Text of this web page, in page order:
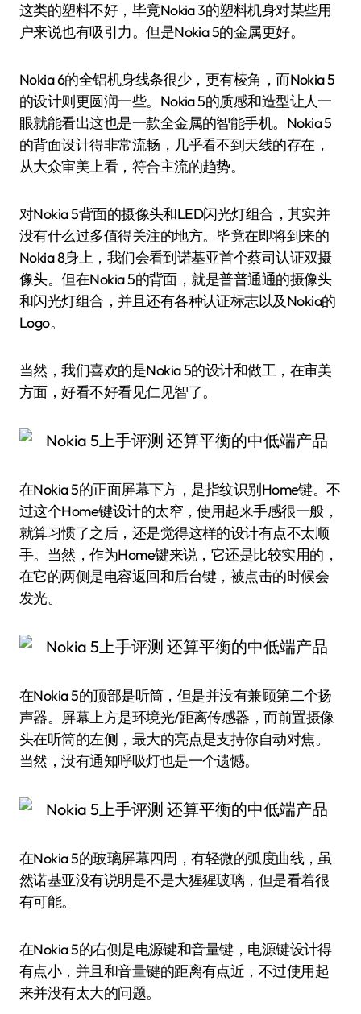
这类的塑料不好，毕竟Nokia 3的塑料机身对某些用
户来说也有吸引力。但是Nokia 5的金属更好。
Nokia 6的全铝机身线条很少，更有棱角，而Nokia 5
的设计则更圆润一些。Nokia 5的质感和造型让人一
眼就能看出这也是一款全金属的智能手机。Nokia 5
的背面设计得非常流畅，几乎看不到天线的存在，
从大众审美上看，符合主流的趋势。
对Nokia 5背面的摄像头和LED闪光灯组合，其实并
没有什么过多值得关注的地方。毕竟在即将到来的
Nokia 8身上，我们会看到诺基亚首个蔡司认证双摄
像头。但在Nokia 5的背面，就是普普通通的摄像头
和闪光灯组合，并且还有各种认证标志以及Nokia的
Logo。
当然，我们喜欢的是Nokia 5的设计和做工，在审美
方面，好看不好看见仁见智了。
在Nokia 5的正面屏幕下方，是指纹识别Home键。不
过这个Home键设计的太窄，使用起来手感很一般，
就算习惯了之后，还是觉得这样的设计有点不太顺
手。当然，作为Home键来说，它还是比较实用的，
在它的两侧是电容返回和后台键，被点击的时候会
发光。
在Nokia 5的顶部是听筒，但是并没有兼顾第二个扬
声器。屏幕上方是环境光/距离传感器，而前置摄像
头在听筒的左侧，最大的亮点是支持你自动对焦。
当然，没有通知呼吸灯也是一个遗憾。
在Nokia 5的玻璃屏幕四周，有轻微的弧度曲线，虽
然诺基亚没有说明是不是大猩猩玻璃，但是看着很
有可能。
在Nokia 5的右侧是电源键和音量键，电源键设计得
有点小，并且和音量键的距离有点近，不过使用起
来并没有太大的问题。